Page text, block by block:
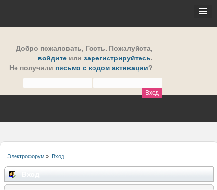
Добро пожаловать, Гость. Пожалуйста,
войдите или зарегистрируйтесь.
Не получили письмо с кодом активации?
Электрофорум » Вход